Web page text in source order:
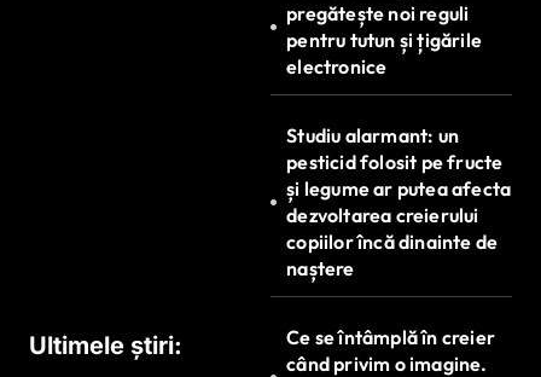
Ultimele știri:
pregătește noi reguli
pentru tutun și țigările
electronice
Studiu alarmant: un
pesticid folosit pe fructe
și legume ar putea afecta
dezvoltarea creierului
copiilor încă dinainte de
naștere
Ce se întâmplă în creier
când privim o imagine.